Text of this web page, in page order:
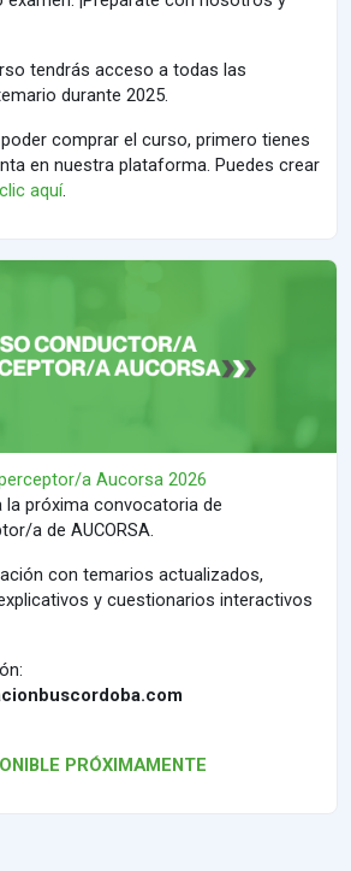
tendrás acceso a todas las
durante 2025.
comprar el curso, primero tienes
en nuestra plataforma. Puedes crear
clic aquí.
a Aucorsa 2026
a Aucorsa 2026
la próxima convocatoria de
a de AUCORSA.
con temarios actualizados,
y cuestionarios interactivos
PRÓXIMAMENTE